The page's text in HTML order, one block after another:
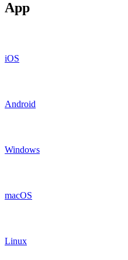
App
iOS
Android
Windows
macOS
Linux